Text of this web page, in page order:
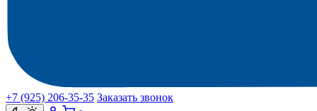
+7 (925) 206‑35‑35 Заказать звонок